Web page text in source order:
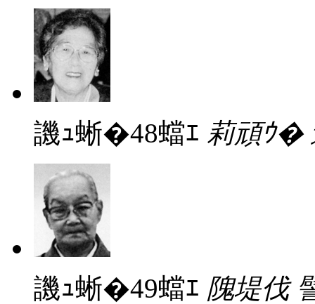
譏ｭ蜥�48蟷ｴ 莉頑ｳ�
譏ｭ蜥�49蟷ｴ 隗堤伐